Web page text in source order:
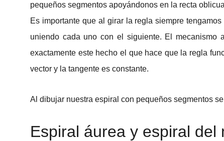
pequeños segmentos apoyándonos en la recta
Es importante que al girar la regla siempre
uniendo cada uno con el siguiente. El mecanismo
exactamente este hecho el que hace que la regla
vector y la tangente es constante.
Al dibujar nuestra espiral con pequeños segmentos
Espiral áurea y espiral del